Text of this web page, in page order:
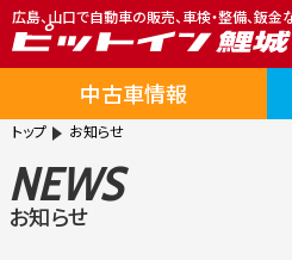
広島、山口で自動車の販売、車検・整備、鈑金
中古車情報
トップ お知らせ
NEWS
お知らせ